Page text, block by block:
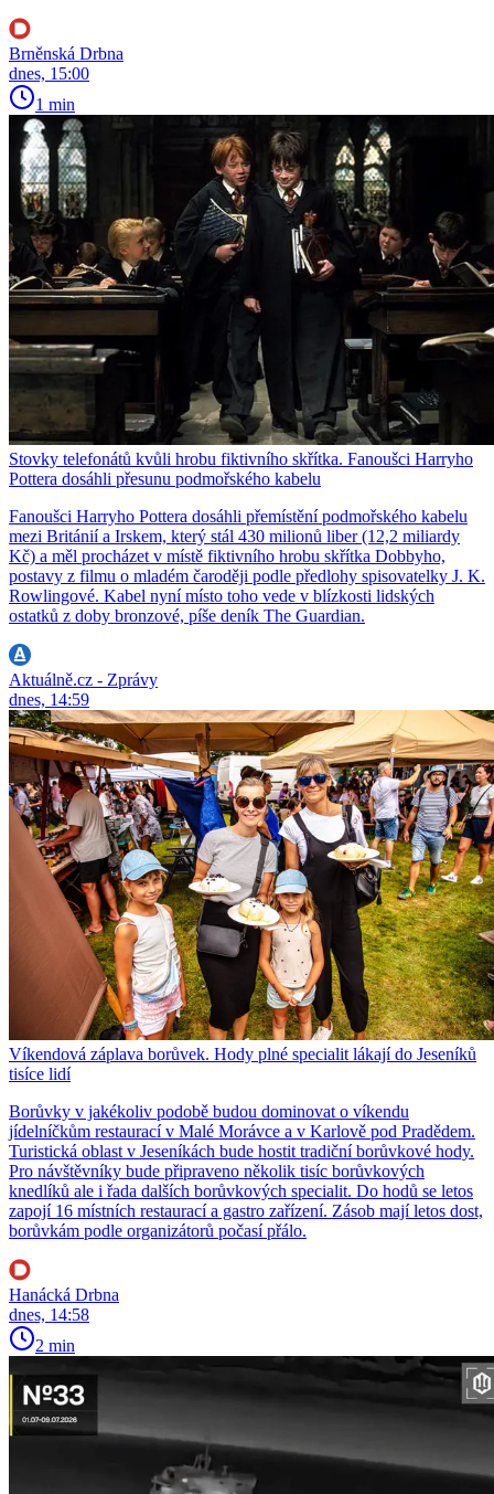
Brněnská Drbna
dnes, 15:00
1 min
Stovky telefonátů kvůli hrobu fiktivního skřítka. Fanoušci Harryho
Pottera dosáhli přesunu podmořského kabelu
Fanoušci Harryho Pottera dosáhli přemístění podmořského kabelu
mezi Británií a Irskem, který stál 430 milionů liber (12,2 miliardy
Kč) a měl procházet v místě fiktivního hrobu skřítka Dobbyho,
postavy z filmu o mladém čaroději podle předlohy spisovatelky J. K.
Rowlingové. Kabel nyní místo toho vede v blízkosti lidských
ostatků z doby bronzové, píše deník The Guardian.
Aktuálně.cz - Zprávy
dnes, 14:59
Víkendová záplava borůvek. Hody plné specialit lákají do Jeseníků
tisíce lidí
Borůvky v jakékoliv podobě budou dominovat o víkendu
jídelníčkům restaurací v Malé Morávce a v Karlově pod Pradědem.
Turistická oblast v Jeseníkách bude hostit tradiční borůvkové hody.
Pro návštěvníky bude připraveno několik tisíc borůvkových
knedlíků ale i řada dalších borůvkových specialit. Do hodů se letos
zapojí 16 místních restaurací a gastro zařízení. Zásob mají letos dost,
borůvkám podle organizátorů počasí přálo.
Hanácká Drbna
dnes, 14:58
2 min